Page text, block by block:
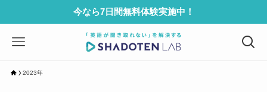
今なら7日間無料体験実施中！
2023年